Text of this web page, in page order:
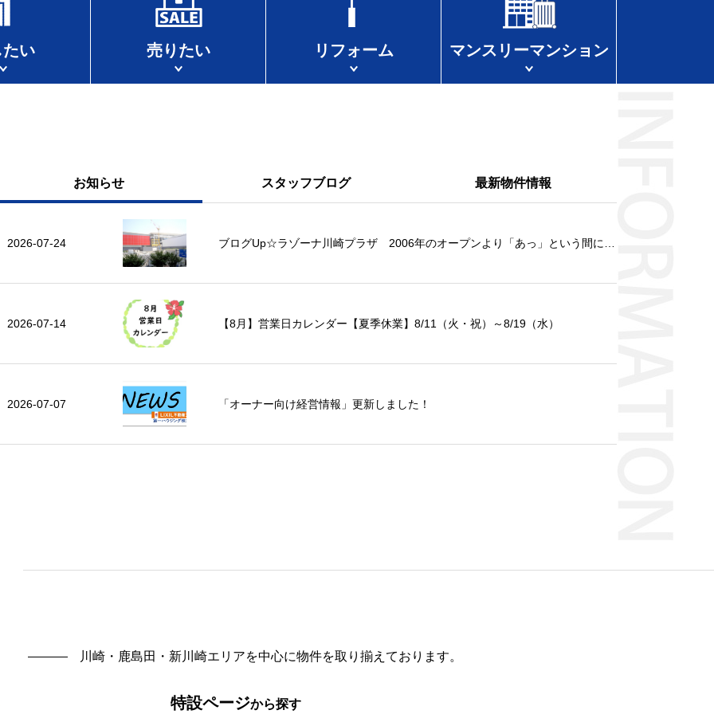
い 売りたい リフォーム マンスリーマンション
お知らせ スタッフブログ 最新物件情報
川崎・鹿島田・新川崎エリアを中心に物件を取り揃えております。
特設ページから探す